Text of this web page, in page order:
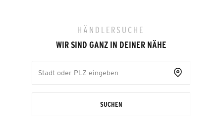
HÄNDLERSUCHE
WIR SIND GANZ IN DEINER NÄHE
SUCHEN